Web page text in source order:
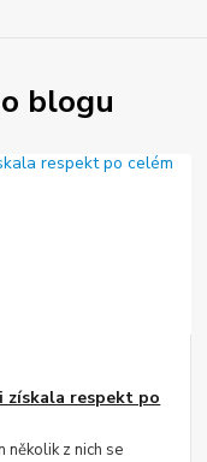
blogu
získala respekt po
několik z nich se